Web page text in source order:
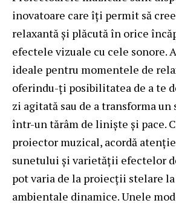
inovatoare care îți permit să
relaxantă și plăcută în orice
efectele vizuale cu cele sonore.
ideale pentru momentele de
oferindu-ți posibilitatea de a te
zi agitată sau de a transforma
într-un tărâm de liniște și pace.
proiector muzical, acordă
sunetului și varietății efectelor
pot varia de la proiecții stelare
ambientale dinamice. Unele